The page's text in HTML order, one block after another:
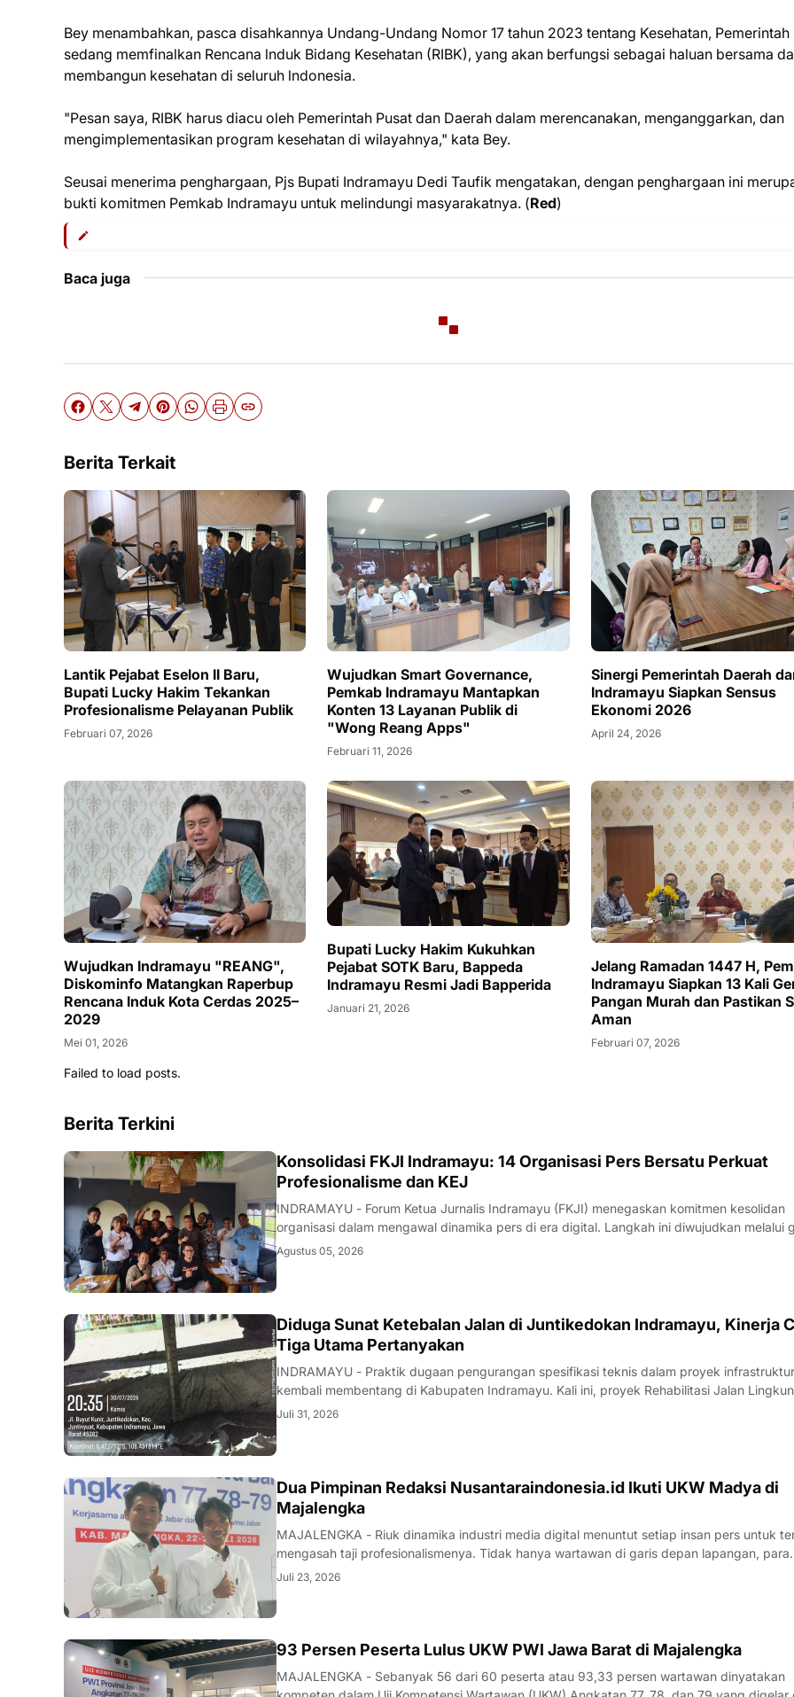
Bey menambahkan, pasca disahkannya Undang-Undang Nomor 17 tahun 2023 tentang Kesehatan, Pemerintah
sedang memfinalkan Rencana lnduk Bidang Kesehatan (RIBK), yang akan berfungsi sebagai haluan bersama
membangun kesehatan di seluruh lndonesia.
"Pesan saya, RIBK harus diacu oleh Pemerintah Pusat dan Daerah dalam merencanakan, menganggarkan, dan
mengimplementasikan program kesehatan di wilayahnya," kata Bey.
Seusai menerima penghargaan, Pjs Bupati Indramayu Dedi Taufik mengatakan, dengan penghargaan ini
bukti komitmen Pemkab Indramayu untuk melindungi masyarakatnya. (Red)
Baca juga
Berita Terkait
Lantik Pejabat Eselon II Baru,
Bupati Lucky Hakim Tekankan
Profesionalisme Pelayanan Publik
Februari 07, 2026
Wujudkan Smart Governance,
Pemkab Indramayu Mantapkan
Konten 13 Layanan Publik di
"Wong Reang Apps"
Februari 11, 2026
Sinergi Pemerintah Daerah
Indramayu Siapkan Sensus
Ekonomi 2026
April 24, 2026
Wujudkan Indramayu "REANG",
Diskominfo Matangkan Raperbup
Rencana Induk Kota Cerdas 2025–
2029
Mei 01, 2026
Bupati Lucky Hakim Kukuhkan
Pejabat SOTK Baru, Bappeda
Indramayu Resmi Jadi Bapperida
Januari 21, 2026
Jelang Ramadan 1447 H,
Indramayu Siapkan 13 Kali
Pangan Murah dan Pastikan
Aman
Februari 07, 2026
Failed to load posts.
Berita Terkini
Konsolidasi FKJI Indramayu: 14 Organisasi Pers Bersatu Perkuat
Profesionalisme dan KEJ
INDRAMAYU - Forum Ketua Jurnalis Indramayu (FKJI) menegaskan komitmen kesolidan
organisasi dalam mengawal dinamika pers di era digital. Langkah ini diwujudkan melalui
rapat konsolidasi internal bertempat di Rumah Makan Payoe, Jalan Olahraga,
Agustus 05, 2026
KRIMINAL
Diduga Sunat Ketebalan Jalan di Juntikedokan Indramayu, Kinerja
Tiga Utama Pertanyakan
INDRAMAYU - Praktik dugaan pengurangan spesifikasi teknis dalam proyek
kembali membentang di Kabupaten Indramayu. Kali ini, proyek Rehabilitasi Jalan
Desa Juntikedokan I, Kecamatan Juntinyuat, berada di bawah sorotan tajam lantaran
Juli 31, 2026
Dua Pimpinan Redaksi Nusantaraindonesia.id Ikuti UKW Madya di
Majalengka
MAJALENGKA - Riuk dinamika industri media digital menuntut setiap insan pers untuk
mengasah taji profesionalismenya. Tidak hanya wartawan di garis depan lapangan, para
nakhoda redaksi pun merasa perlu kembali bercermin dan menguji kapasitas diri demi
Juli 23, 2026
93 Persen Peserta Lulus UKW PWI Jawa Barat di Majalengka
MAJALENGKA - Sebanyak 56 dari 60 peserta atau 93,33 persen wartawan dinyatakan